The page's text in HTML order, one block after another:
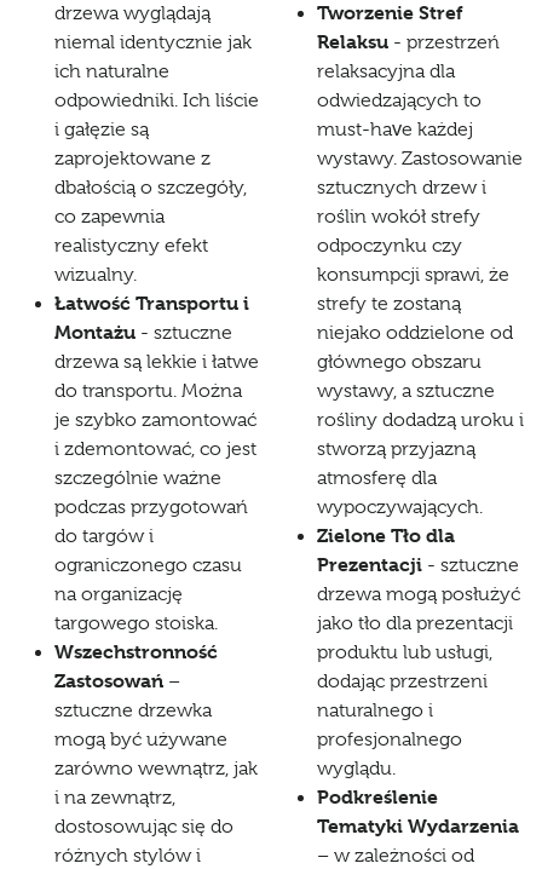
drzewa wyglądają
niemal identycznie jak
ich naturalne
odpowiedniki. Ich liście
i gałęzie są
zaprojektowane z
dbałością o szczegóły,
co zapewnia
realistyczny efekt
wizualny.
Łatwość Transportu i
Montażu - sztuczne
drzewa są lekkie i łatwe
do transportu. Można
je szybko zamontować
i zdemontować, co jest
szczególnie ważne
podczas przygotowań
do targów i
ograniczonego czasu
na organizację
targowego stoiska.
Wszechstronność
Zastosowań –
sztuczne drzewka
mogą być używane
zarówno wewnątrz, jak
i na zewnątrz,
dostosowując się do
różnych stylów i
Tworzenie Stref
Relaksu - przestrzeń
relaksacyjna dla
odwiedzających to
must-have każdej
wystawy. Zastosowanie
sztucznych drzew i
roślin wokół strefy
odpoczynku czy
konsumpcji sprawi, że
strefy te zostaną
niejako oddzielone od
głównego obszaru
wystawy, a sztuczne
rośliny dodadzą uroku i
stworzą przyjazną
atmosferę dla
wypoczywających.
Zielone Tło dla
Prezentacji - sztuczne
drzewa mogą posłużyć
jako tło dla prezentacji
produktu lub usługi,
dodając przestrzeni
naturalnego i
profesjonalnego
wyglądu.
Podkreślenie
Tematyki Wydarzenia
– w zależności od